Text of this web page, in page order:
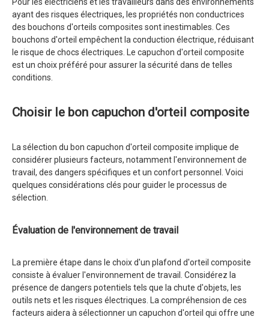
ayant des risques électriques, les propriétés non conductrices
des bouchons d'orteils composites sont inestimables. Ces
bouchons d'orteil empêchent la conduction électrique, réduisant
le risque de chocs électriques. Le capuchon d'orteil composite
est un choix préféré pour assurer la sécurité dans de telles
conditions.
Choisir le bon capuchon d'orteil composite
La sélection du bon capuchon d'orteil composite implique de
considérer plusieurs facteurs, notamment l'environnement de
travail, des dangers spécifiques et un confort personnel. Voici
quelques considérations clés pour guider le processus de
sélection.
Évaluation de l'environnement de travail
La première étape dans le choix d'un plafond d'orteil composite
consiste à évaluer l'environnement de travail. Considérez la
présence de dangers potentiels tels que la chute d'objets, les
outils nets et les risques électriques. La compréhension de ces
facteurs aidera à sélectionner un capuchon d'orteil qui offre une